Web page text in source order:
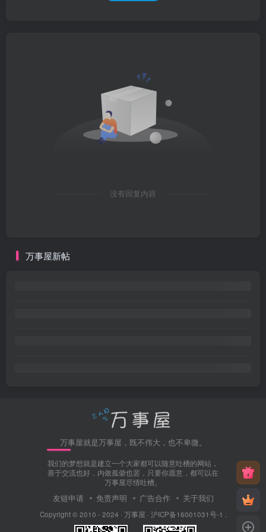
没有回复内容
万事屋新帖
万事屋就是万事屋，既不伟大，也不卑微。
我们的梦想就是建立一个大家都可以随意吐槽的网站，
善于交流也好，内敛孤僻也罢，只要你愿意，都可以在
万事屋尽情吐槽。
友链申请 免责声明 广告合作 关于我们
Copyright © 2010 - 2024 · 万事屋 · 沪ICP备16001031号-1